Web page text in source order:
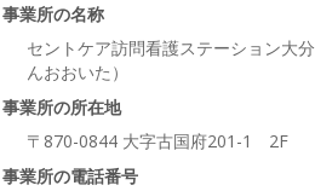
事業所の名称
セントケア訪問看護ステーション大
んおおいた）
事業所の所在地
〒870-0844 大字古国府201-1 2F
事業所の電話番号